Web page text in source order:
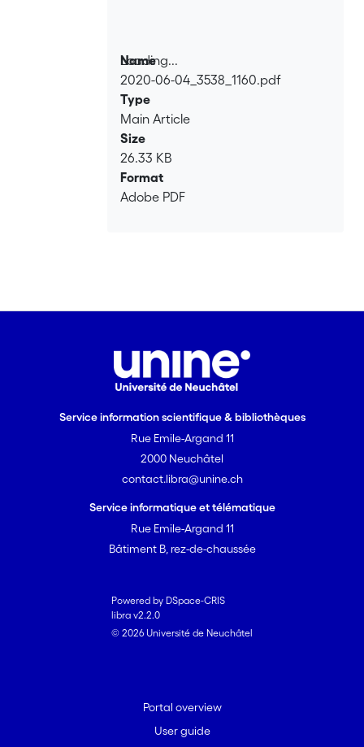
Loading...
Loading...
Name
2020-06-04_3538_1160.pdf
Type
Main Article
Size
26.33 KB
Format
Adobe PDF
Service information scientifique & bibliothèques
Rue Emile-Argand 11
2000 Neuchâtel
contact.libra@unine.ch
Service informatique et télématique
Rue Emile-Argand 11
Bâtiment B, rez-de-chaussée
Powered by DSpace-CRIS
libra v2.2.0
© 2026 Université de Neuchâtel
Portal overview
User guide